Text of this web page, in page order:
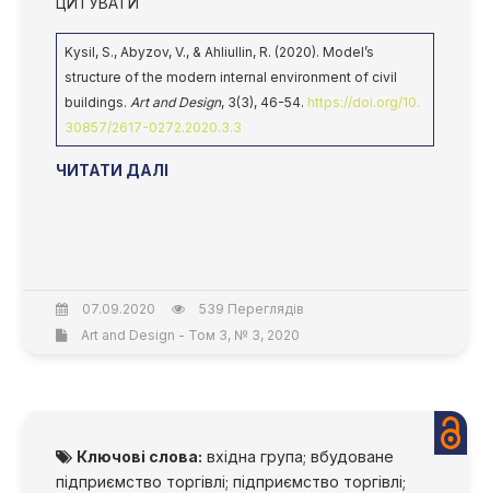
Kysil, S., Abyzov, V., & Ahliullin, R. (2020). Model’s
structure of the modern internal environment of civil
buildings. Art and Design, 3(3), 46-54. https://doi.org/10.
30857/2617-0272.2020.3.3
ЧИТАТИ ДАЛІ
07.09.2020
539 Переглядів
Art and Design - Том 3, № 3, 2020
Ключові слова: вхідна група; вбудоване
підприємство торгівлі; підприємство торгівлі;